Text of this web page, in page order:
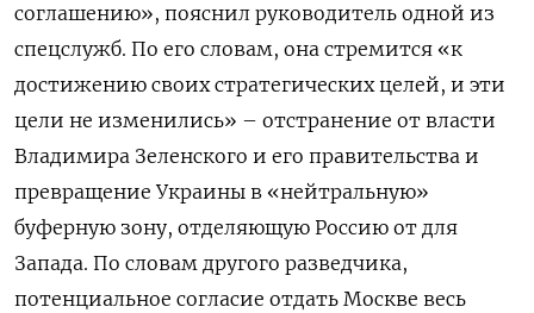
соглашению», пояснил руководитель одной из
спецслужб. По его словам, она стремится «к
достижению своих стратегических целей, и эти
цели не изменились» – отстранение от власти
Владимира Зеленского и его правительства и
превращение Украины в «нейтральную»
буферную зону, отделяющую Россию от для
Запада. По словам другого разведчика,
потенциальное согласие отдать Москве весь